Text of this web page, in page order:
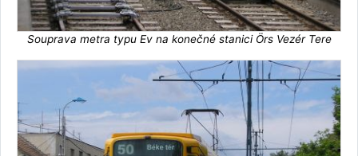
Souprava metra typu Ev na konečné stanici Örs Vezér Tere